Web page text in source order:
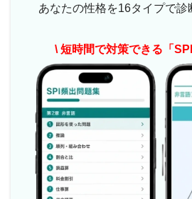
あなたの性格を16タイプで診
\ 短時間で対策できる「